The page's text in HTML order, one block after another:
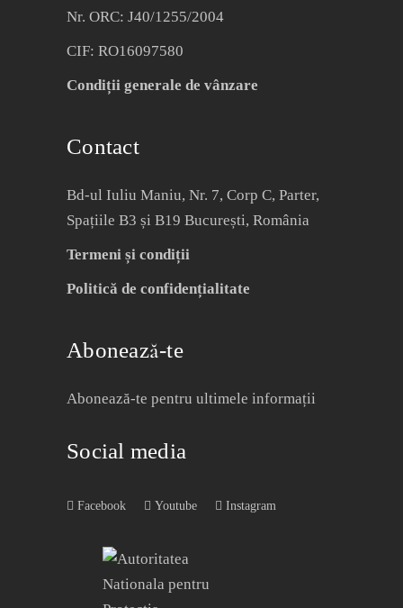
Nr. ORC: J40/1255/2004
CIF: RO16097580
Condiții generale de vânzare
Contact
Bd-ul Iuliu Maniu, Nr. 7, Corp C, Parter,
Spațiile B3 și B19 București, România
Termeni și condiții
Politică de confidențialitate
Abonează-te
Abonează-te pentru ultimele informații
Social media
Facebook Youtube Instagram